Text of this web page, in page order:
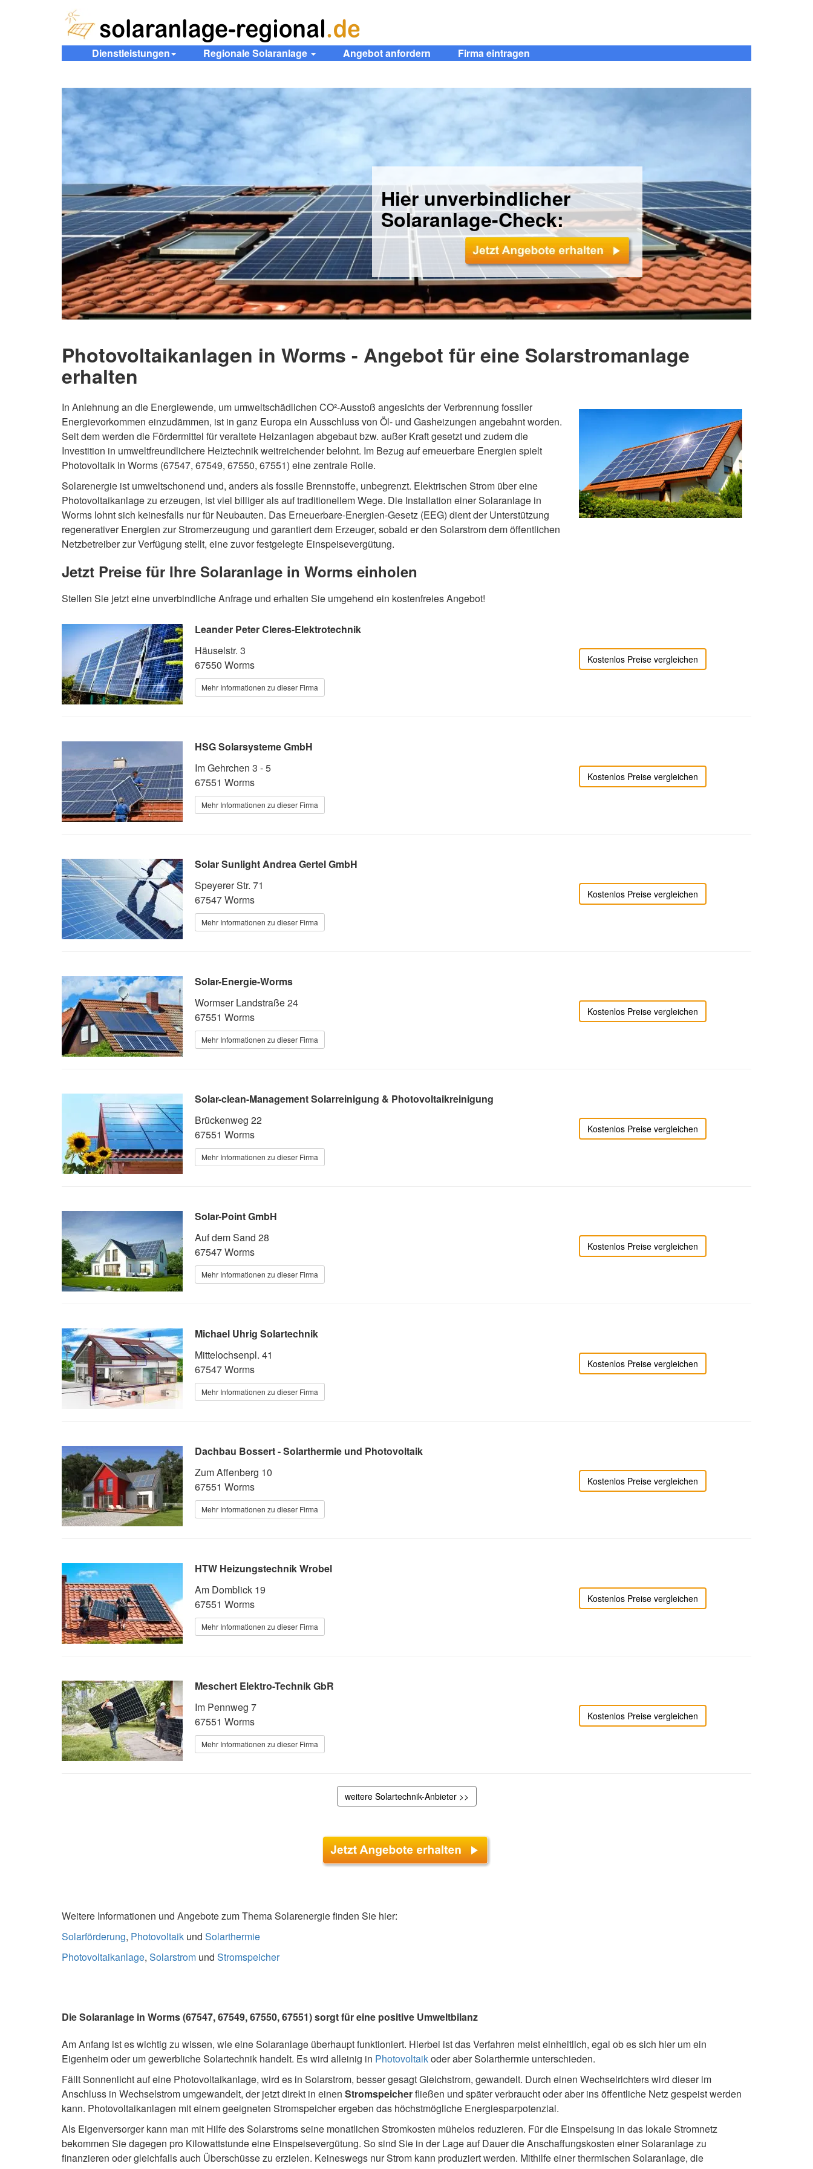
Dienstleistungen Regionale Solaranlage Angebot anfordern Firma eintragen
Hier unverbindlicher
Solaranlage-Check:
Photovoltaikanlagen in Worms - Angebot für eine Solarstromanlage
erhalten
In Anlehnung an die Energiewende, um umweltschädlichen CO²-Ausstoß angesichts der Verbrennung fossiler
Energievorkommen einzudämmen, ist in ganz Europa ein Ausschluss von Öl- und Gasheizungen angebahnt worden.
Seit dem werden die Fördermittel für veraltete Heizanlagen abgebaut bzw. außer Kraft gesetzt und zudem die
Investition in umweltfreundlichere Heiztechnik weitreichender belohnt. Im Bezug auf erneuerbare Energien spielt
Photovoltaik in Worms (67547, 67549, 67550, 67551) eine zentrale Rolle.
Solarenergie ist umweltschonend und, anders als fossile Brennstoffe, unbegrenzt. Elektrischen Strom über eine
Photovoltaikanlage zu erzeugen, ist viel billiger als auf traditionellem Wege. Die Installation einer Solaranlage in
Worms lohnt sich keinesfalls nur für Neubauten. Das Erneuerbare-Energien-Gesetz (EEG) dient der Unterstützung
regenerativer Energien zur Stromerzeugung und garantiert dem Erzeuger, sobald er den Solarstrom dem öffentlichen
Netzbetreiber zur Verfügung stellt, eine zuvor festgelegte Einspeisevergütung.
Jetzt Preise für Ihre Solaranlage in Worms einholen
Stellen Sie jetzt eine unverbindliche Anfrage und erhalten Sie umgehend ein kostenfreies Angebot!
Leander Peter Cleres-Elektrotechnik
Häuselstr. 3
67550 Worms
Mehr Informationen zu dieser Firma
Kostenlos Preise vergleichen
HSG Solarsysteme GmbH
Im Gehrchen 3 - 5
67551 Worms
Mehr Informationen zu dieser Firma
Kostenlos Preise vergleichen
Solar Sunlight Andrea Gertel GmbH
Speyerer Str. 71
67547 Worms
Mehr Informationen zu dieser Firma
Kostenlos Preise vergleichen
Solar-Energie-Worms
Wormser Landstraße 24
67551 Worms
Mehr Informationen zu dieser Firma
Kostenlos Preise vergleichen
Solar-clean-Management Solarreinigung & Photovoltaikreinigung
Brückenweg 22
67551 Worms
Mehr Informationen zu dieser Firma
Kostenlos Preise vergleichen
Solar-Point GmbH
Auf dem Sand 28
67547 Worms
Mehr Informationen zu dieser Firma
Kostenlos Preise vergleichen
Michael Uhrig Solartechnik
Mittelochsenpl. 41
67547 Worms
Mehr Informationen zu dieser Firma
Kostenlos Preise vergleichen
Dachbau Bossert - Solarthermie und Photovoltaik
Zum Affenberg 10
67551 Worms
Mehr Informationen zu dieser Firma
Kostenlos Preise vergleichen
HTW Heizungstechnik Wrobel
Am Domblick 19
67551 Worms
Mehr Informationen zu dieser Firma
Kostenlos Preise vergleichen
Meschert Elektro-Technik GbR
Im Pennweg 7
67551 Worms
Mehr Informationen zu dieser Firma
Kostenlos Preise vergleichen
weitere Solartechnik-Anbieter >>
Weitere Informationen und Angebote zum Thema Solarenergie finden Sie hier:
Solarförderung, Photovoltaik und Solarthermie
Photovoltaikanlage, Solarstrom und Stromspeicher
Die Solaranlage in Worms (67547, 67549, 67550, 67551) sorgt für eine positive Umweltbilanz
Am Anfang ist es wichtig zu wissen, wie eine Solaranlage überhaupt funktioniert. Hierbei ist das Verfahren meist einheitlich, egal ob es sich hier um ein
Eigenheim oder um gewerbliche Solartechnik handelt. Es wird alleinig in Photovoltaikoder aber Solarthermie unterschieden.
Fällt Sonnenlicht auf eine Photovoltaikanlage, wird es in Solarstrom, besser gesagt Gleichstrom, gewandelt. Durch einen Wechselrichters wird dieser im
Anschluss in Wechselstrom umgewandelt, der jetzt direkt in einen Stromspeicherfließen und später verbraucht oder aber ins öffentliche Netz gespeist werden
kann. Photovoltaikanlagen mit einem geeigneten Stromspeicher ergeben das höchstmögliche Energiesparpotenzial.
Als Eigenversorger kann man mit Hilfe des Solarstroms seine monatlichen Stromkosten mühelos reduzieren. Für die Einspeisung in das lokale Stromnetz
bekommen Sie dagegen pro Kilowattstunde eine Einspeisevergütung. So sind Sie in der Lage auf Dauer die Anschaffungskosten einer Solaranlage zu
finanzieren oder gleichfalls auch Überschüsse zu erzielen. Keineswegs nur Strom kann produziert werden. Mithilfe einer thermischen Solaranlage, die